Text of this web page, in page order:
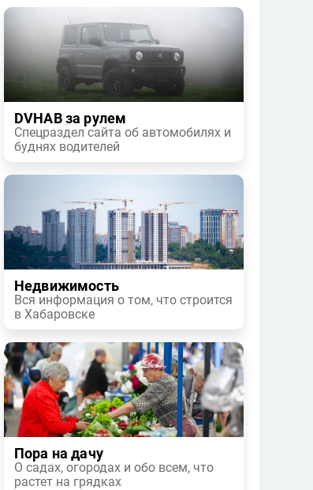
DVHAB за рулем
Спецраздел сайта об автомобилях и
буднях водителей
Недвижимость
Вся информация о том, что строится
в Хабаровске
Пора на дачу
О садах, огородах и обо всем, что
растет на грядках